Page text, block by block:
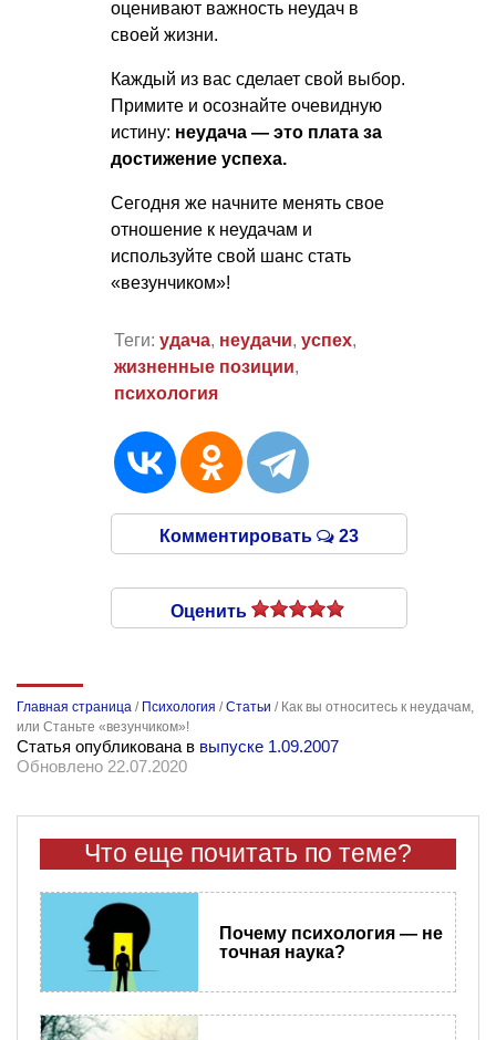
оценивают важность неудач в
своей жизни.
Каждый из вас сделает свой выбор.
Примите и осознайте очевидную
истину: неудача — это плата за
достижение успеха.
Сегодня же начните менять свое
отношение к неудачам и
используйте свой шанс стать
«везунчиком»!
Теги: удача, неудачи, успех,
жизненные позиции,
психология
Комментировать 23
Оценить
Главная страница / Психология /Статьи / Как вы относитесь к неудачам,
или Станьте «везунчиком»!
Статья опубликована в выпуске 1.09.2007
Обновлено 22.07.2020
Что еще почитать по теме?
Почему психология — не
точная наука?